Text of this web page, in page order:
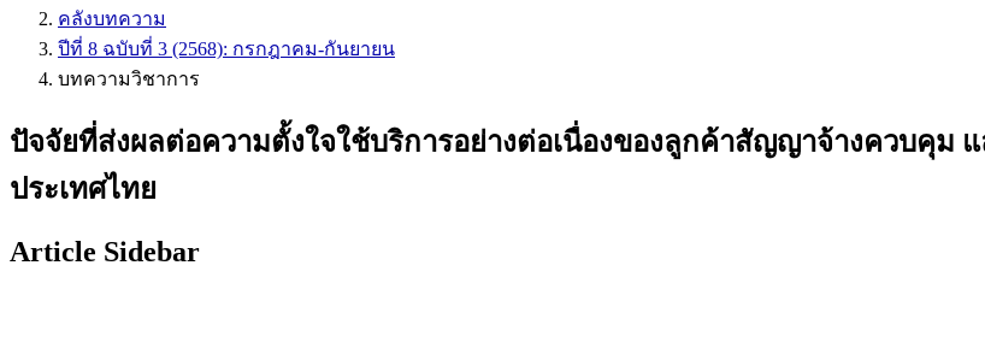
คลังบทความ
ปีที่ 8 ฉบับที่ 3 (2568): กรกฎาคม-กันยายน
บทความวิชาการ
ปัจจัยที่ส่งผลต่อความตั้งใจใช้บริการอย่างต่อเนื่องของลูกค้าสัญญาจ้างควบคุม
ประเทศไทย
Article Sidebar